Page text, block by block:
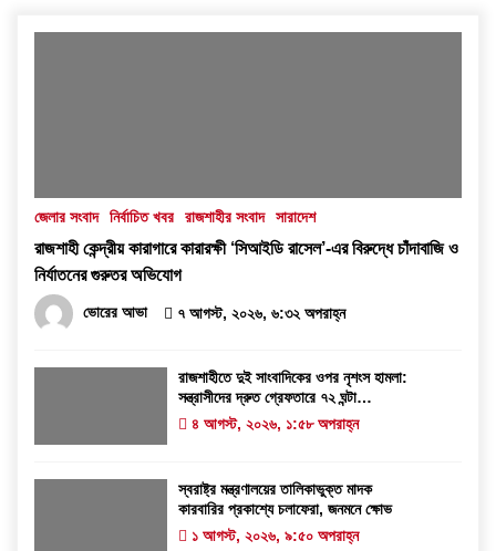
জেলার সংবাদ নির্বাচিত খবর রাজশাহীর সংবাদ সারাদেশ
রাজশাহী কেন্দ্রীয় কারাগারে কারারক্ষী ‘সিআইডি রাসেল’-এর বিরুদ্ধে চাঁদাবাজি ও
নির্যাতনের গুরুতর অভিযোগ
ভোরের আভা ৭ আগস্ট, ২০২৬, ৬:৩২ অপরাহ্ন
রাজশাহীতে দুই সাংবাদিকের ওপর নৃশংস হামলা:
সন্ত্রাসীদের দ্রুত গ্রেফতারে ৭২ ঘন্টা
আলটিমেটাম
৪ আগস্ট, ২০২৬, ১:৫৮ অপরাহ্ন
স্বরাষ্ট্র মন্ত্রণালয়ের তালিকাভুক্ত মাদক
কারবারির প্রকাশ্যে চলাফেরা, জনমনে ক্ষোভ
১ আগস্ট, ২০২৬, ৯:৫০ অপরাহ্ন